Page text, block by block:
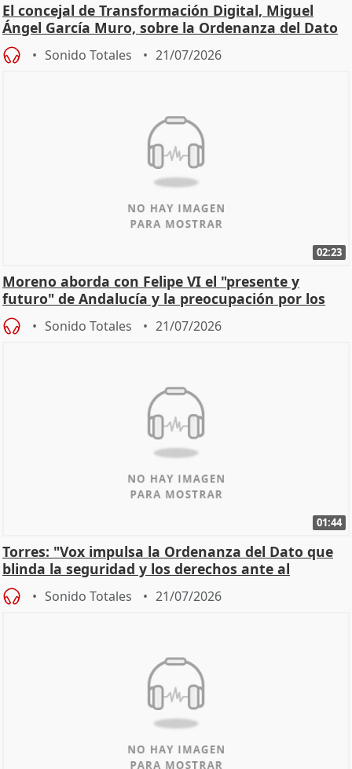
El concejal de Transformación Digital, Miguel
Ángel García Muro, sobre la Ordenanza del Dato
Sonido Totales 21/07/2026
02:23
Moreno aborda con Felipe VI el "presente y
futuro" de Andalucía y la preocupación por los
incendios
Sonido Totales 21/07/2026
01:44
Torres: "Vox impulsa la Ordenanza del Dato que
blinda la seguridad y los derechos ante al
control"
Sonido Totales 21/07/2026